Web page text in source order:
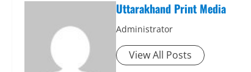
Uttarakhand Print Media
Administrator
View All Posts